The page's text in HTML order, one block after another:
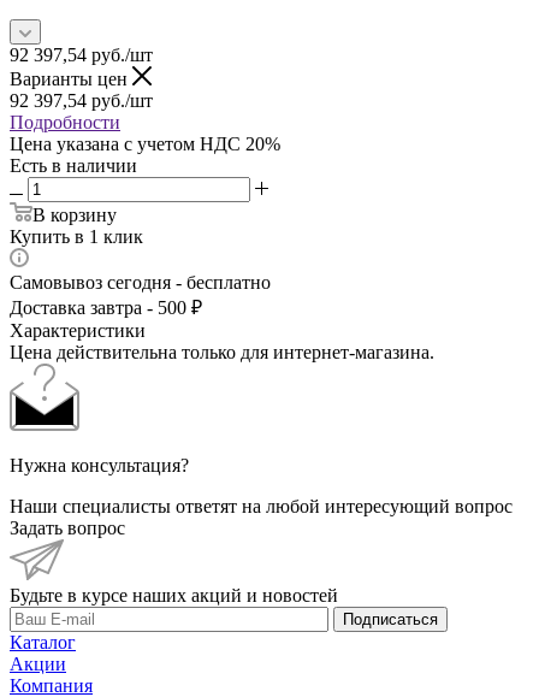
92 397,54 руб./шт
Варианты цен
92 397,54 руб./шт
Подробности
Цена указана с учетом НДС 20%
Есть в наличии
В корзину
Купить в 1 клик
Самовывоз сегодня - бесплатно
Доставка завтра - 500 ₽
Характеристики
Цена действительна только для интернет-магазина.
Нужна консультация?
Наши специалисты ответят на любой интересующий вопрос
Задать вопрос
Будьте в курсе наших акций и новостей
Подписаться
Каталог
Акции
Компания